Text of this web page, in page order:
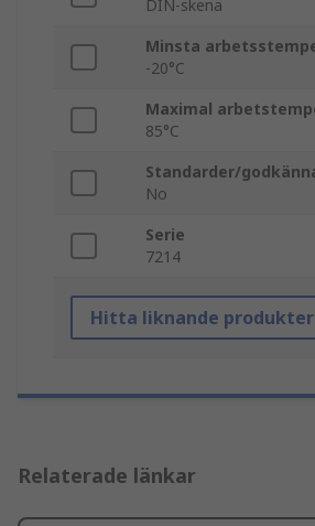
DIN-skena
Minsta
-20°C
Maximal
85°C
Standarder/
No
Serie
7214
Hitta liknande produkter
Relaterade länkar